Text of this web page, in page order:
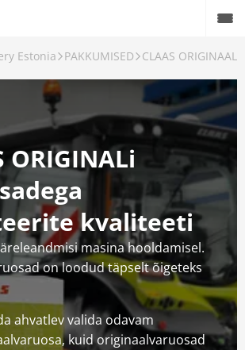
Estonia PAKKUMISED CLAAS ORIGINAAL
ORIGINALi
kvaliteeti
masina hooldamisel.
on loodud täpselt õigeteks
ahvatlev valida odavam
kuid originaalvaruosad